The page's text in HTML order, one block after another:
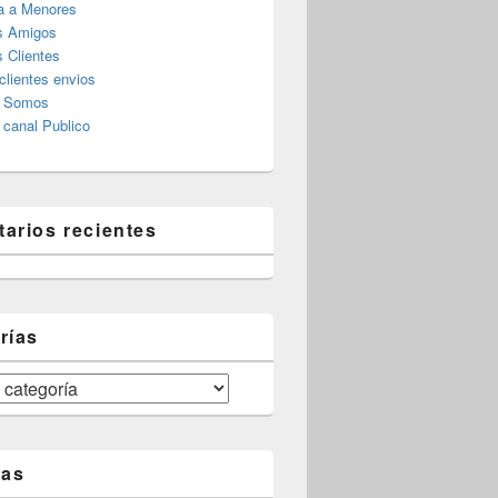
a Menores
Amigos
Clientes
envios
Publico
recientes